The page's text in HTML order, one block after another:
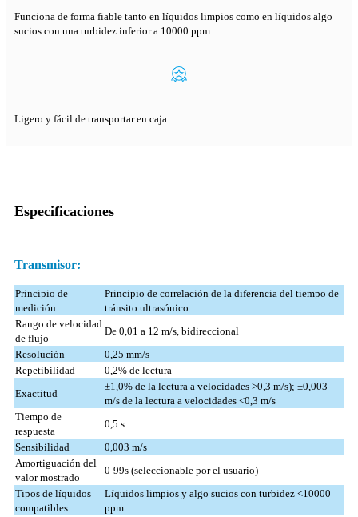
Funciona de forma fiable tanto en líquidos limpios como en líquidos algo
sucios con una turbidez inferior a 10000 ppm.
Ligero y fácil de transportar en caja.
Especificaciones
Transmisor:
Principio de
medición
Principio de correlación de la diferencia del tiempo de
tránsito ultrasónico
Rango de velocidad
de flujo
De 0,01 a 12 m/s, bidireccional
Resolución
0,25 mm/s
Repetibilidad
0,2% de lectura
Exactitud
±1,0% de la lectura a velocidades >0,3 m/s); ±0,003
m/s de la lectura a velocidades <0,3 m/s
Tiempo de
respuesta
0,5 s
Sensibilidad
0,003 m/s
Amortiguación del
valor mostrado
0-99s (seleccionable por el usuario)
Tipos de líquidos
compatibles
Líquidos limpios y algo sucios con turbidez <10000
ppm